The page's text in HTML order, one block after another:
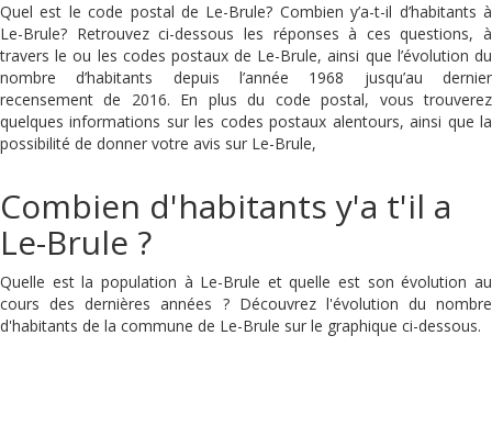
Quel est le code postal de Le-Brule? Combien y’a-t-il d’habitants à
Le-Brule? Retrouvez ci-dessous les réponses à ces questions, à
travers le ou les codes postaux de Le-Brule, ainsi que l’évolution du
nombre d’habitants depuis l’année 1968 jusqu’au dernier
recensement de 2016. En plus du code postal, vous trouverez
quelques informations sur les codes postaux alentours, ainsi que la
possibilité de donner votre avis sur Le-Brule,
Combien d'habitants y'a t'il a
Le-Brule ?
Quelle est la population à Le-Brule et quelle est son évolution au
cours des dernières années ? Découvrez l'évolution du nombre
d'habitants de la commune de Le-Brule sur le graphique ci-dessous.